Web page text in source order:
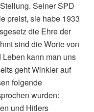
Seiner SPD
preist, sie habe 1933
die Ehre der
sind die Worte von
Leben kann man uns
geht Winkler auf
folgende
wurden:
und Hitlers